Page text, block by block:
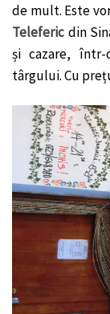
de mult. Este
Teleferic din
și cazare,
târgului. Cu